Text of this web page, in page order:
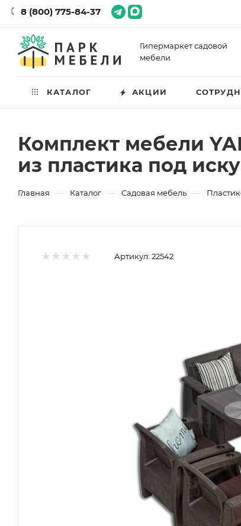
8 (800) 775-84-37
Гипермаркет садовой
мебели
КАТАЛОГ АКЦИИ
Комплект мебели
из пластика под
Главная — Каталог — Садовая мебель —
Артикул: 22542